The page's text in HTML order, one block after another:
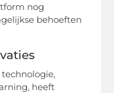
nog
behoeften
heeft